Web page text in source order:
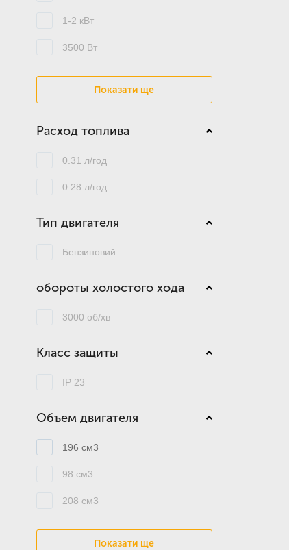
1-2 кВт
3500 Вт
Показати ще
Расход топлива
0.31 л/год
0.28 л/год
Тип двигателя
Бензиновий
обороты холостого хода
3000 об/хв
Класс защиты
IP 23
Объем двигателя
196 см3
98 см3
208 см3
Показати ще